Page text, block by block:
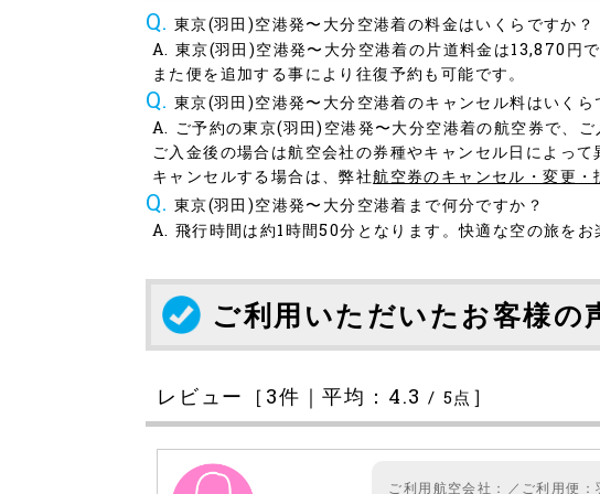
東京(羽田)空港発〜大分空港着の料金はいくらですか？
東京(羽田)空港発〜大分空港着の片道料金は13,870円
また便を追加する事により往復予約も可能です。
東京(羽田)空港発〜大分空港着のキャンセル料はいくら
ご予約の東京(羽田)空港発〜大分空港着の航空券で、
ご入金後の場合は航空会社の券種やキャンセル日によって
キャンセルする場合は、弊社航空券のキャンセル・変更・
東京(羽田)空港発〜大分空港着まで何分ですか？
飛行時間は約1時間50分となります。快適な空の旅をお
ご利用いただいたお客様の
レビュー［ 3件｜平均： 4.3 / 5点 ］
ご利用航空会社：／ご利用便